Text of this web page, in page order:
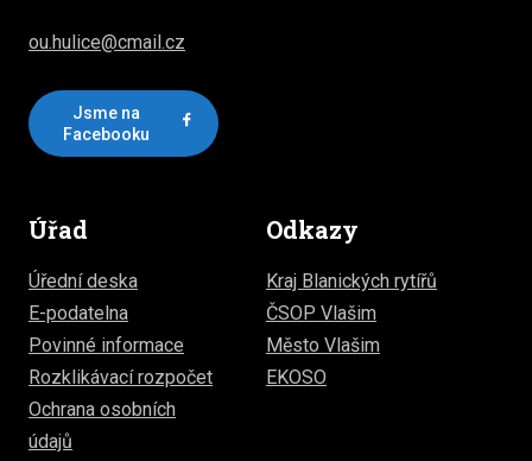
ou.hulice@cmail.cz
Jsme na
Facebooku
Úřad
Úřední deska
E-podatelna
Povinné informace
Rozklikávací rozpočet
Ochrana osobních
údajů
Odkazy
Kraj Blanických rytířů
ČSOP Vlašim
Město Vlašim
EKOSO